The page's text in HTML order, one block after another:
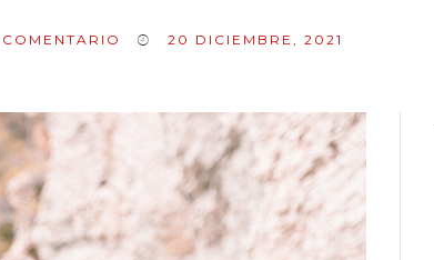
COMENTARIO 20 DICIEMBRE, 2021